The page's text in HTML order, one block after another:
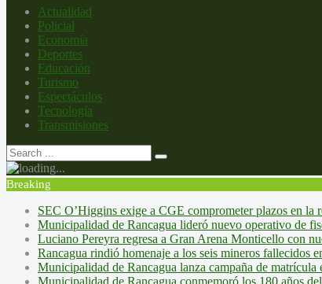
Actualidad
Policial
Economía
Deportes
Educación
Turismo
Espectáculos
Tecnología
Transmisiones
Breaking
SEC O’Higgins exige a CGE comprometer plazos en la
Municipalidad de Rancagua lideró nuevo operativo de
Luciano Pereyra regresa a Gran Arena Monticello con
Rancagua rindió homenaje a los seis mineros fallecidos
Municipalidad de Rancagua lanza campaña de
Municipalidad de Rancagua conmemoró los 180 años